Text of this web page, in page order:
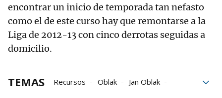
encontrar un inicio de temporada tan nefasto
como el de este curso hay que remontarse a la
Liga de 2012-13 con cinco derrotas seguidas a
domicilio.
TEMAS Recursos Oblak
Jan Oblak